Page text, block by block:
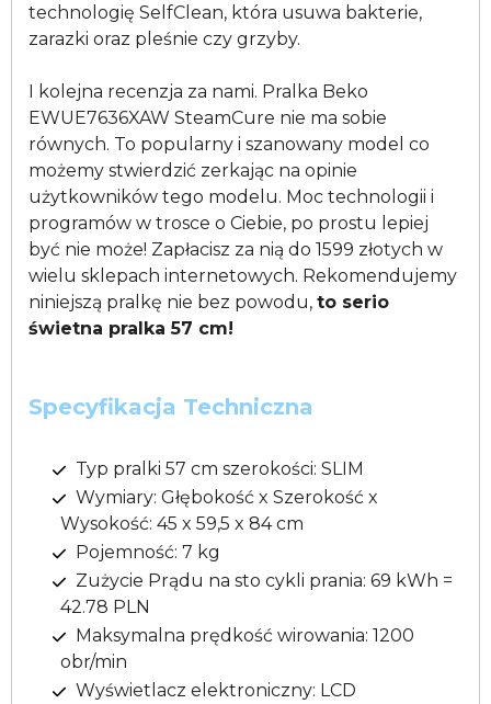
technologię SelfClean, która usuwa bakterie,
zarazki oraz pleśnie czy grzyby.
I kolejna recenzja za nami. Pralka Beko
EWUE7636XAW SteamCure nie ma sobie
równych. To popularny i szanowany model co
możemy stwierdzić zerkając na opinie
użytkowników tego modelu. Moc technologii i
programów w trosce o Ciebie, po prostu lepiej
być nie może! Zapłacisz za nią do 1599 złotych w
wielu sklepach internetowych. Rekomendujemy
niniejszą pralkę nie bez powodu, to serio
świetna pralka 57 cm!
Specyfikacja Techniczna
Typ pralki 57 cm szerokości: SLIM
Wymiary: Głębokość x Szerokość x
Wysokość: 45 x 59,5 x 84 cm
Pojemność: 7 kg
Zużycie Prądu na sto cykli prania: 69 kWh =
42.78 PLN
Maksymalna prędkość wirowania: 1200
obr/min
Wyświetlacz elektroniczny: LCD